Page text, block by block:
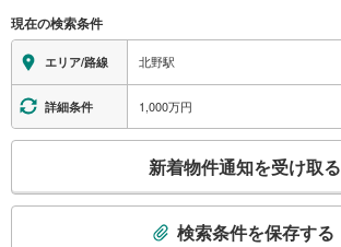
地上⇔改札⇔ホーム：○
エレベータ
・各ホーム⇔改札
・北口
・改札外３Ｆ連絡通路⇔改札階（２Ｆ）⇔南口（１Ｆ）
エスカレータ
・北口
トイレ
現在の検索条件
エリア/路線 北野駅
詳細条件 1,000万円
検
新着物件通知を受け取る
検索条件を保存する